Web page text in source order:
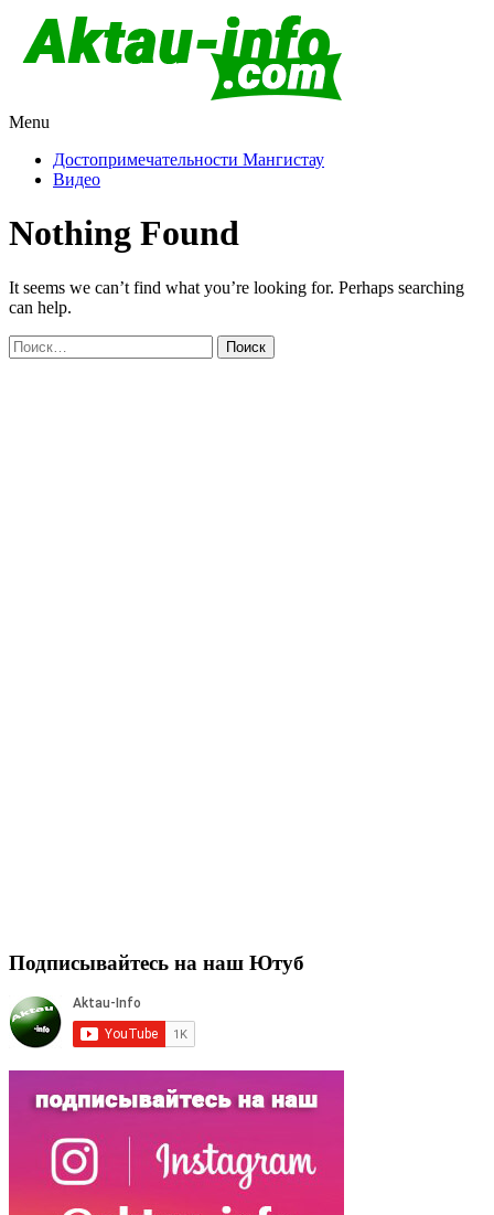
Казахстан
Menu
Достопримечательности Мангистау
Видео
Nothing Found
It seems we can’t find what you’re looking for. Perhaps searching
can help.
Найти:
Подписывайтесь на наш Ютуб